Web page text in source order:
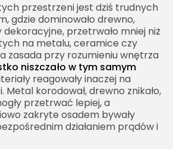
przestrzeni jest dziś trudnych
gdzie dominowało drewno,
przetrwało mniej niż
na metalu, ceramice czy
zasada przy rozumieniu wnętrza
niszczało w tym samym
reagowały inaczej na
Metal korodował, drewno znikało,
przetrwać lepiej, a
zakryte osadem bywały
działaniem prądów i